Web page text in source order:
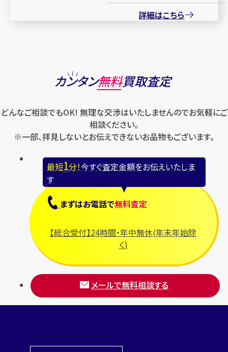
詳細はこちら
カンタン無料買取査定
どんなご相談でもOK! 無理な交渉はいたしませんのでお気軽にご
相談ください。
※一部、拝見しないとお伝えできないお品物もございます。
最短1分！今すぐ査定金額をお伝えいたしま
す
まずはお電話で無料査定
【総合受付】24時間・年中無休(年末年始除
く)
メールで無料相談する